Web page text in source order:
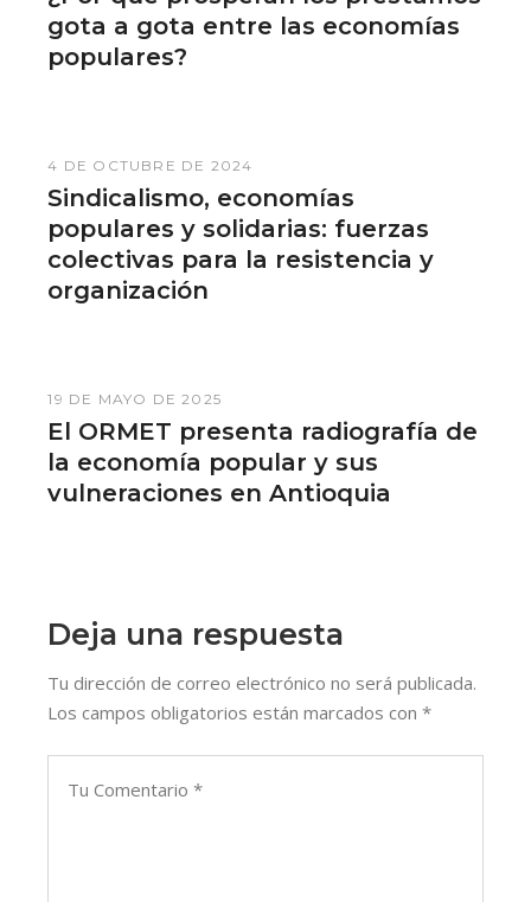
gota a gota entre las economías
populares?
4 DE OCTUBRE DE 2024
Sindicalismo, economías
populares y solidarias: fuerzas
colectivas para la resistencia y
organización
19 DE MAYO DE 2025
El ORMET presenta radiografía de
la economía popular y sus
vulneraciones en Antioquia
Deja una respuesta
Tu dirección de correo electrónico no será publicada.
Los campos obligatorios están marcados con*